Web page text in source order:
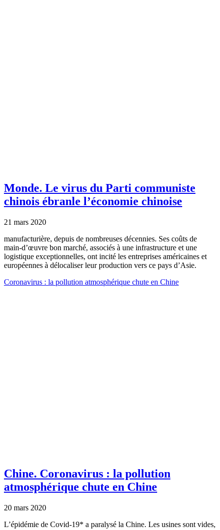
Monde. Le virus du Parti communiste
chinois ébranle l’économie chinoise
21 mars 2020
manufacturière, depuis de nombreuses décennies. Ses coûts de
main-d’œuvre bon marché, associés à une infrastructure et une
logistique exceptionnelles, ont incité les entreprises américaines et
européennes à délocaliser leur production vers ce pays d’Asie.
Coronavirus : la pollution atmosphérique chute en Chine
Chine. Coronavirus : la pollution
atmosphérique chute en Chine
20 mars 2020
L’épidémie de Covid-19* a paralysé la Chine. Les usines sont vides,